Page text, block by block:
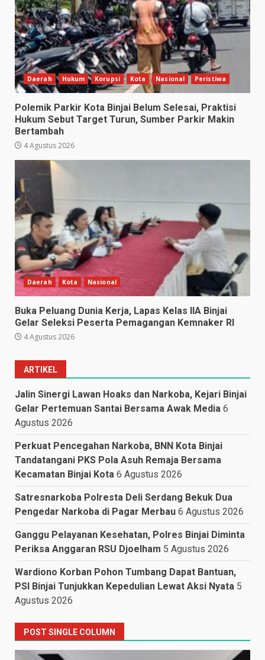
Daerah Hukum Korupsi Kota Nasional Peristiwa
Polemik Parkir Kota Binjai Belum Selesai, Praktisi
Hukum Sebut Target Turun, Sumber Parkir Makin
Bertambah
4 Agustus 2026
Daerah Kota Nasional
Buka Peluang Dunia Kerja, Lapas Kelas IIA Binjai
Gelar Seleksi Peserta Pemagangan Kemnaker RI
4 Agustus 2026
ARTIKEL
Jalin Sinergi Lawan Hoaks dan Narkoba, Kejari Binjai
Gelar Pertemuan Santai Bersama Awak Media 6
Agustus 2026
Perkuat Pencegahan Narkoba, BNN Kota Binjai
Tandatangani PKS Pola Asuh Remaja Bersama
Kecamatan Binjai Kota 6 Agustus 2026
Satresnarkoba Polresta Deli Serdang Bekuk Dua
Pengedar Narkoba di Pagar Merbau 6 Agustus 2026
Ganggu Pelayanan Kesehatan, Polres Binjai Diminta
Periksa Anggaran RSU Djoelham 5 Agustus 2026
Wardiono Korban Pohon Tumbang Dapat Bantuan,
PSI Binjai Tunjukkan Kepedulian Lewat Aksi Nyata 5
Agustus 2026
POST SINGLE COLUMN